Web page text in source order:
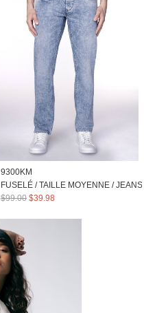
9300KM
FUSELÉ / TAILLE MOYENNE / JEANS
$99.00 $39.98